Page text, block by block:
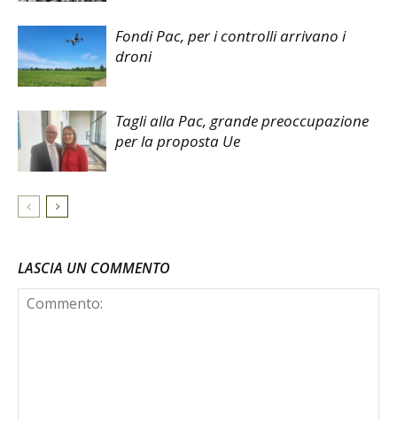
Fondi Pac, per i controlli arrivano i
droni
Tagli alla Pac, grande preoccupazione
per la proposta Ue
LASCIA UN COMMENTO